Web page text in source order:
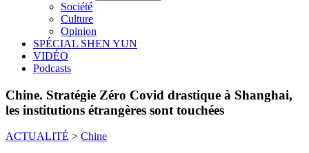
Société
Culture
Opinion
SPÉCIAL SHEN YUN
VIDÉO
Podcasts
Chine. Stratégie Zéro Covid drastique à Shanghai,
les institutions étrangères sont touchées
ACTUALITÉ > Chine